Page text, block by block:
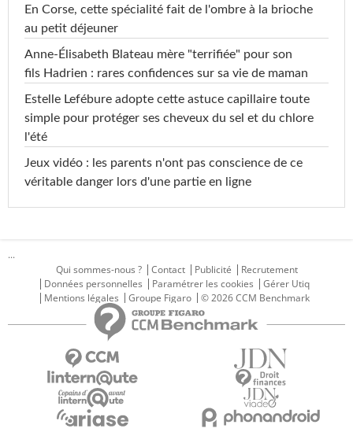
En Corse, cette spécialité fait de l'ombre à la brioche
au petit déjeuner
Anne-Élisabeth Blateau mère "terrifiée" pour son
fils Hadrien : rares confidences sur sa vie de maman
Estelle Lefébure adopte cette astuce capillaire toute
simple pour protéger ses cheveux du sel et du chlore
l'été
Jeux vidéo : les parents n'ont pas conscience de ce
véritable danger lors d'une partie en ligne
...
Qui sommes-nous ?
Contact Publicité
Recrutement
Données personnelles
Paramétrer les cookies
Gérer Utiq
Mentions légales
Groupe Figaro © 2026 CCM Benchmark